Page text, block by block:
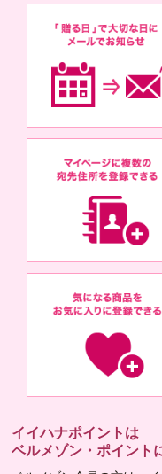
イイハナポイントは
ベルメゾン・ポイント